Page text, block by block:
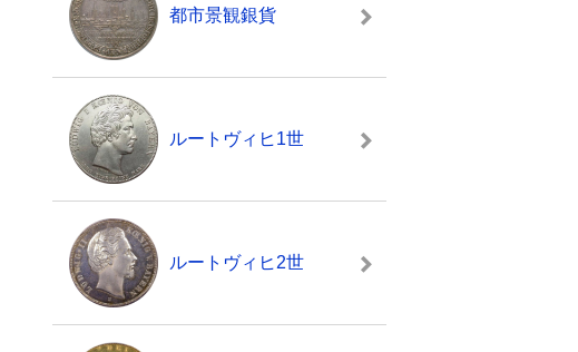
都市景観銀貨
ルートヴィヒ1世
ルートヴィヒ2世